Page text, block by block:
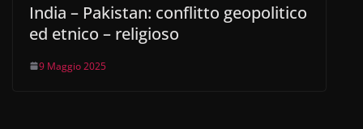
India – Pakistan: conflitto geopolitico
ed etnico – religioso
9 Maggio 2025